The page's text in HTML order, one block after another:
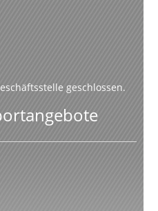
geschlossen.